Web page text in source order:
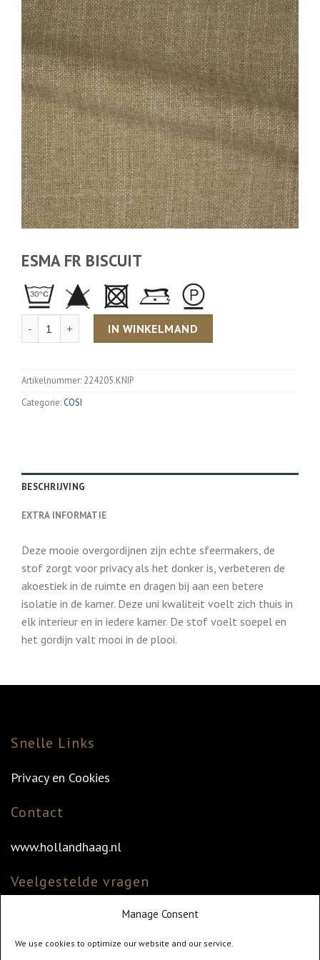
Manage Consent
We use cookies to optimize our website and our service.
ESMA FR BISCUIT
Aantal IN WINKELMAND
Artikelnummer: 224205.KNIP
Categorie: COSI
BESCHRIJVING
EXTRA INFORMATIE
Deze mooie overgordijnen zijn echte sfeermakers, de
stof zorgt voor privacy als het donker is, verbeteren de
akoestiek in de ruimte en dragen bij aan een betere
isolatie in de kamer. Deze uni kwaliteit voelt zich thuis in
elk interieur en in iedere kamer. De stof voelt soepel en
het gordijn valt mooi in de plooi.
Snelle Links
Privacy en Cookies
Contact
www.hollandhaag.nl
Veelgestelde vragen
Veelgestelde vragen